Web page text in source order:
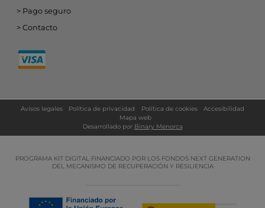
Pago seguro
Contacto
Avisos legales Política de privacidad Política de cookies
Accesibilidad
Mapa web
Desarrollado por Binary Menorca
PROGRAMA KIT DIGITAL FINANCIADO POR LOS FONDOS NEXT GENERATION
DEL MECANISMO DE RECUPERACIÓN Y RESILIENCIA